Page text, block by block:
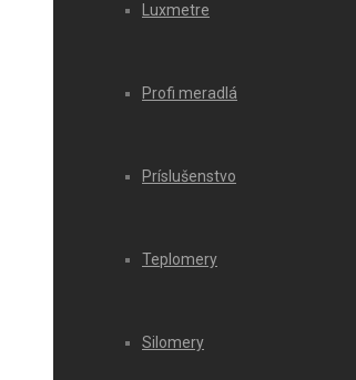
Luxmetre
Profi meradlá
Príslušenstvo
Teplomery
Silomery